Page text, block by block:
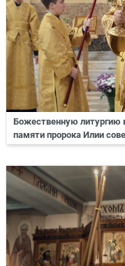
Божественную литургию
памяти пророка Илии